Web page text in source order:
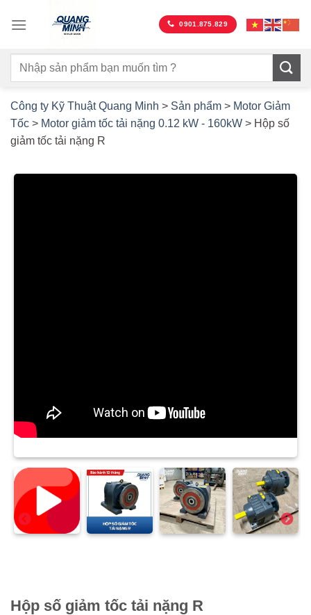
qua
dung
0901.875.829
Công ty Kỹ Thuật Quang Minh > Sản phẩm > Motor Giảm
Tốc > Motor giảm tốc tải nặng 0.12 kW - 160kW > Hộp số
giảm tốc tải nặng R
Hộp số giảm tốc tải nặng R